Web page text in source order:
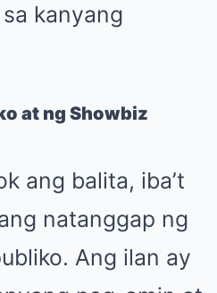
kanyang
at ng Showbiz
ang balita, iba’t
natanggap ng
Ang ilan ay